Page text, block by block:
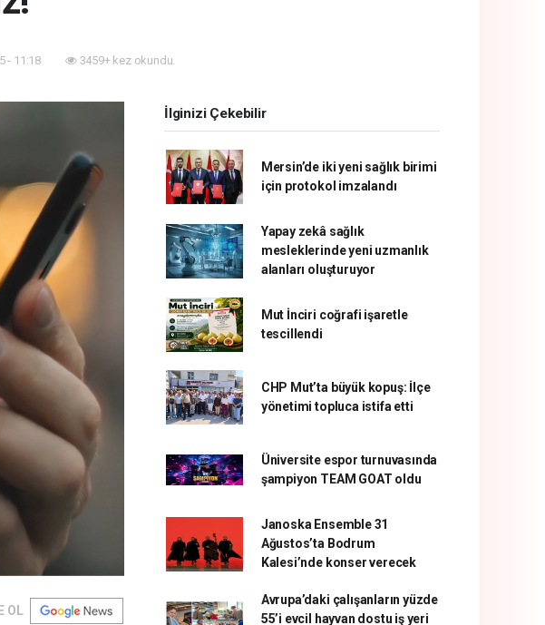
- 11:18 3459+ kez okundu.
OL
İlginizi Çekebilir
Mersin’de iki yeni sağlık birimi
için protokol imzalandı
Yapay zekâ sağlık
mesleklerinde yeni uzmanlık
alanları oluşturuyor
Mut İnciri coğrafi işaretle
tescillendi
CHP Mut’ta büyük kopuş: İlçe
yönetimi topluca istifa etti
Üniversite espor turnuvasında
şampiyon TEAM GOAT oldu
Janoska Ensemble 31
Ağustos’ta Bodrum
Kalesi’nde konser verecek
Avrupa’daki çalışanların yüzde
55’i evcil hayvan dostu iş yeri